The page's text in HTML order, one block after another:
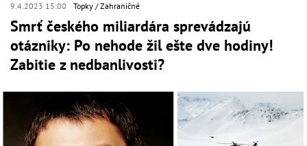
9.4.2023 15:00 Topky Zahraničné
Smrť českého miliardára sprevádzajú
otázniky: Po nehode žil ešte dve hodiny!
Zabitie z nedbanlivosti?